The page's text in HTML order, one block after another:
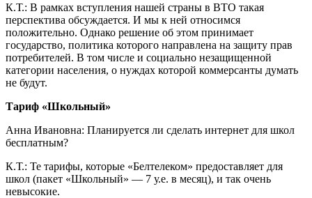
К.Т.: В рамках вступления нашей страны в ВТО такая
перспектива обсуждается. И мы к ней относимся
положительно. Однако решение об этом принимает
государство, политика которого направлена на защиту прав
потребителей. В том числе и социально незащищенной
категории населения, о нуждах которой коммерсанты думать
не будут.
Тариф «Школьный»
Анна Ивановна: Планируется ли сделать интернет для школ
бесплатным?
К.Т.: Те тарифы, которые «Белтелеком» предоставляет для
школ (пакет «Школьный» — 7 у.е. в месяц), и так очень
невысокие.